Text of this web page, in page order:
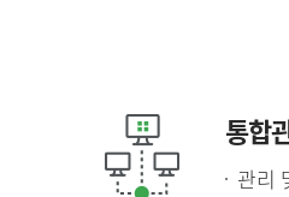
통합
관리